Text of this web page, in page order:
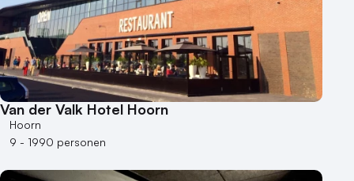
Van der Valk Hotel Hoorn
Hoorn
9 - 1990 personen